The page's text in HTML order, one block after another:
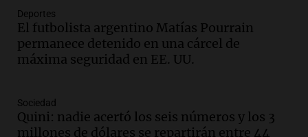
Audio.
recuerdo del paso de Juan Pablo II: "Te
traspasaba con la mirada"
Amamos los Domingos
Audio.
un imperdible cordobés para los
amantes de la astronomía
Deportes
El futbolista argentino Matías Pourrain
permanece detenido en una cárcel de
máxima seguridad en EE. UU.
Sociedad
Quini: nadie acertó los seis números y los 3
millones de dólares se repartirán entre 44